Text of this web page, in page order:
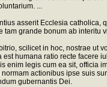
...
asserit Ecclesia
grande bonum ab interitu
scilicet in hoc, nostrae ut
humana ratio recte facere
enim legis cum ea sit, officia
actionibus ipse suis
gubernantis Dei.